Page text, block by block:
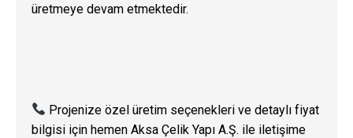
üretmeye devam etmektedir.
Projenize özel üretim seçenekleri ve detaylı fiyat
bilgisi için hemen Aksa Çelik Yapı A.Ş. ile iletişime